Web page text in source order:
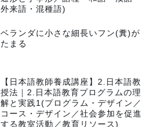
外来語・混種語)
ベランダに小さな細長いフン(糞)が
たまる
【日本語教師養成講座】2.日本語教
授法｜2.日本語教育プログラムの理
解と実践1(プログラム・デザイン／
コース・デザイン／社会参加を促進
する教室活動／教育リソース)